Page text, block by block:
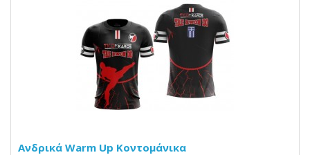
Ανδρικά Warm Up Κοντομάνικα